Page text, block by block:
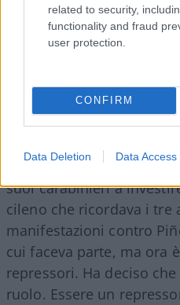
related to security,
functionality and fraud
user protection.
CONFIRM
Data Deletion Data Access
deterioramento delle
nonché le crisi strutturali.
“immorale” e
“È un grande immorale!
del mondo per parlare
suoi carabinieri a
cileno che ricordava i tre
manifestazioni contro
cui faceva parte, ma ora
repressori. Ha deciso
ruolo. Essere un